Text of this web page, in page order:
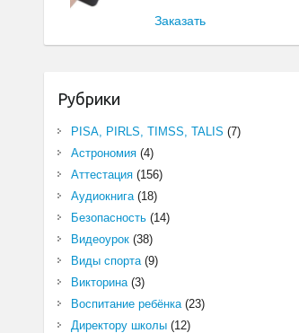
Заказать
Рубрики
PISA, PIRLS, TIMSS, TALIS (7)
Астрономия(4)
Аттестация(156)
Аудиокнига(18)
Безопасность(14)
Видеоурок(38)
Виды спорта(9)
Викторина(3)
Воспитание ребёнка(23)
Директору школы(12)